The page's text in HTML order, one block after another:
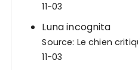
11-03
Luna incognita
Source: Le chien
11-03